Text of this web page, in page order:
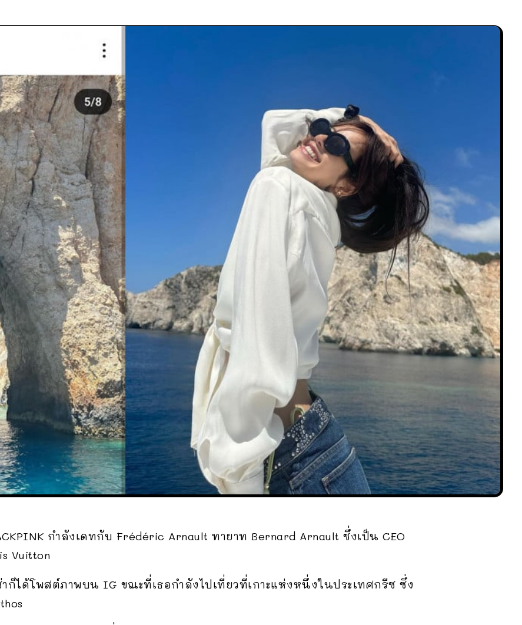
กำลังเดทกับ Frédéric Arnault ทายาท Bernard Arnault ซึ่งเป็น CEO
Vuitton
ก็ได้โพสต์ภาพบน IG ขณะที่เธอกำลังไปเที่ยวที่เกาะแห่งหนึ่งในประเทศกรีซ ซึ่ง